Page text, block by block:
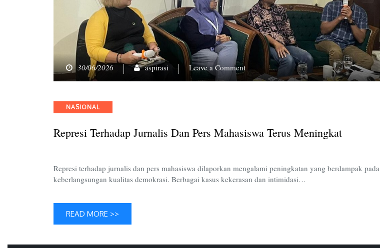
30/06/2026 aspirasi Leave a Commenton
Represi
Mahasiswa
Categories
NASIONAL
Represi Terhadap Jurnalis Dan Pers Mahasiswa Terus Meningkat
Represi terhadap jurnalis dan pers mahasiswa dilaporkan mengalami peningkatan yang berdampak pada
keberlangsungan kualitas demokrasi. Berbagai kasus kekerasan dan intimidasi…
READ MORE >>